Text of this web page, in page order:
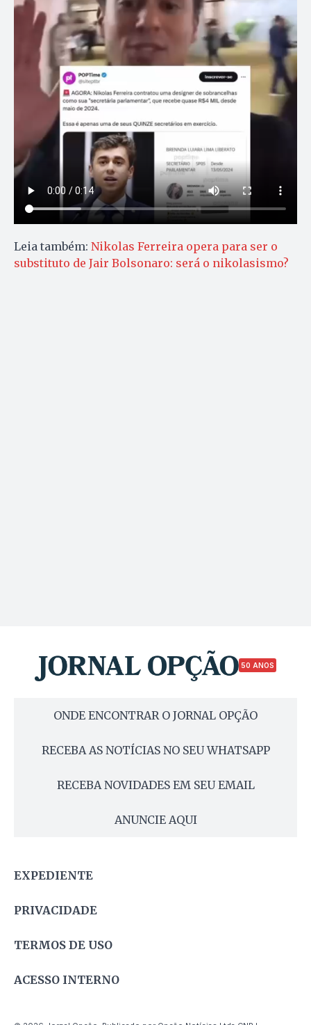
Leia também: Nikolas Ferreira opera para ser o
substituto de Jair Bolsonaro: será o nikolasismo?
50 ANOS
ONDE ENCONTRAR O JORNAL OPÇÃO
RECEBA AS NOTÍCIAS NO SEU WHATSAPP
RECEBA NOVIDADES EM SEU EMAIL
ANUNCIE AQUI
EXPEDIENTE
PRIVACIDADE
TERMOS DE USO
ACESSO INTERNO